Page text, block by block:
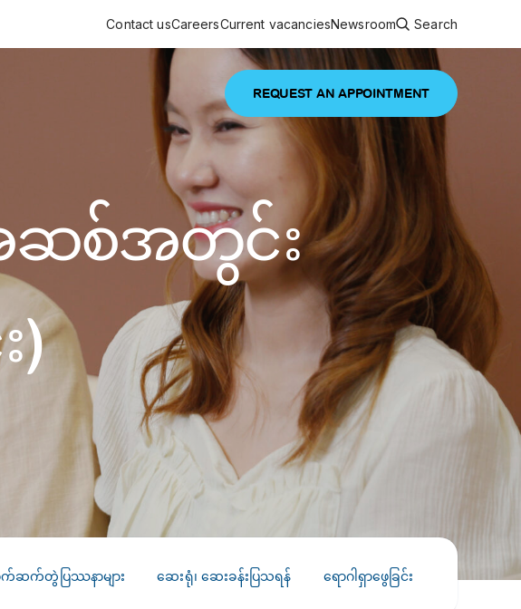
U
V
Featured article
DISEASES AND CONDITIONS
22 APR 2026
Melioidosis (မယ်လီယွိုက်ဒိုး
& Announcements
RELEASE
2026
Through
PRESS RELEASE
29 AUG 2024
CLL HEALTH unveils
Shin Saw Pu Clinic in
Yangon, advancing
primary care
services
featured services
care for every stage of life
Primary care
Comprehensive and continuing health care from prenatal
to elderly stages, coordinating with specialists as
needed
to providing comprehensive interdisciplinary
services
Pu Clinic
Primary Care Facility Inaugurated in Yangon for
Expatriate Families
REQUEST AN APPOINTMENT
Contact usCareersCurrent vacanciesNewsroom Search
အဆစ်အတွင်း
)
က်ဆက်တွဲပြဿနာများ ဆေးရုံ၊ ဆေးခန်းပြသရန် ရောဂါရှာဖွေခြင်း